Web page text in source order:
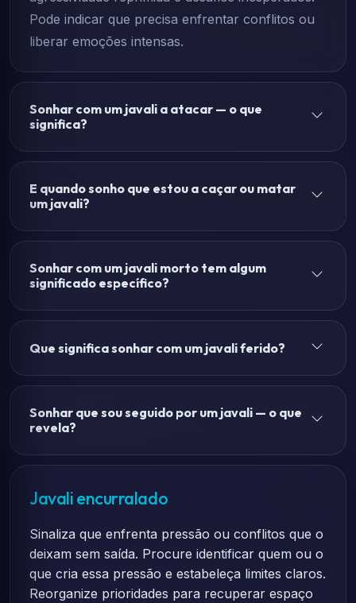
Pode indicar que precisa enfrentar conflitos ou
liberar emoções intensas.
Sonhar com um javali a atacar — o que
significa?
E quando sonho que estou a caçar ou matar
um javali?
Sonhar com um javali morto tem algum
significado específico?
Que significa sonhar com um javali ferido?
Sonhar que sou seguido por um javali — o que
revela?
Javali encurralado
Sinaliza que enfrenta pressão ou conflitos que o
deixam sem saída. Procure identificar quem ou o
que cria essa pressão e estabeleça limites claros.
Reorganize prioridades para recuperar espaço